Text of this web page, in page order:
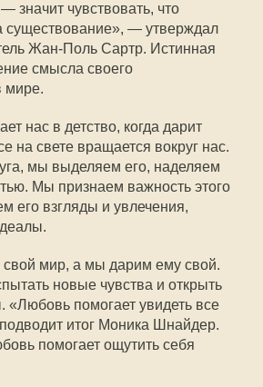
чувствовать, что
существование», — утверждал
Жан-Поль Сартр. Истинная
смысла своего
мире.
нас в детство, когда дарит
на свете вращается вокруг нас.
мы выделяем его, наделяем
Мы признаем важность этого
его взгляды и увлечения,
мир, а мы дарим ему свой.
новые чувства и открыть
«Любовь помогает увидеть все
итог Моника Шнайдер.
помогает ощутить себя